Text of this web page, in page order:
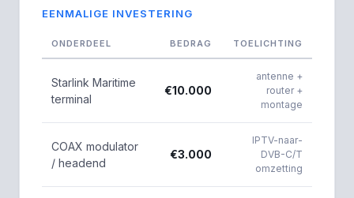
EENMALIGE INVESTERING
ONDERDEEL BEDRAG TOELICHTING
Starlink Maritime
terminal
€10.000
antenne +
router +
montage
COAX modulator
/ headend
€3.000
IPTV-naar-
DVB-C/T
omzetting